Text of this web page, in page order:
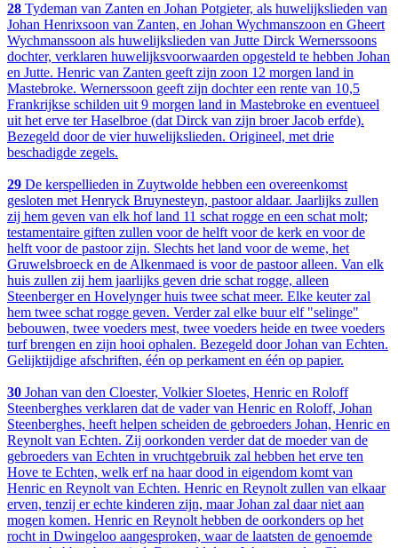
28 Tydeman van Zanten en Johan Potgieter, als huwelijkslieden van
Johan Henrixsoon van Zanten, en Johan Wychmanszoon en Gheert
Wychmanssoon als huwelijkslieden van Jutte Dirck Wernerssoons
dochter, verklaren huwelijksvoorwaarden opgesteld te hebben Johan
en Jutte. Henric van Zanten geeft zijn zoon 12 morgen land in
Mastebroke. Wernerssoon geeft zijn dochter een rente van 10,5
Frankrijkse schilden uit 9 morgen land in Mastebroke en eventueel
uit het erve ter Haselbroe (dat Dirck van zijn broer Jacob erfde).
Bezegeld door de vier huwelijkslieden. Origineel, met drie
beschadigde zegels.
29 De kerspellieden in Zuytwolde hebben een overeenkomst
gesloten met Henryck Bruynesteyn, pastoor aldaar. Jaarlijks zullen
zij hem geven van elk hof land 11 schat rogge en een schat molt;
testamentaire giften zullen voor de helft voor de kerk en voor de
helft voor de pastoor zijn. Slechts het land voor de weme, het
Gruwelsbroeck en de Alkenmaed is voor de pastoor alleen. Van elk
huis zullen zij hem jaarlijks geven drie schat rogge, alleen
Steenberger en Hovelynger huis twee schat meer. Elke keuter zal
hem twee schat rogge geven. Verder zal elke buur elf "selinge"
bebouwen, twee voeders mest, twee voeders heide en twee voeders
turf brengen en zijn hooi ophalen. Bezegeld door Johan van Echten.
Gelijktijdige afschriften, één op perkament en één op papier.
30 Johan van den Cloester, Volkier Sloetes, Henric en Roloff
Steenberghes verklaren dat de vader van Henric en Roloff, Johan
Steenberghes, heeft helpen scheiden de gebroeders Johan, Henric en
Reynolt van Echten. Zij oorkonden verder dat de moeder van de
gebroeders van Echten in vruchtgebruik zal hebben het erve ten
Hove te Echten, welk erf na haar dood in eigendom komt van
Henric en Reynolt van Echten. Henric en Reynolt zullen van elkaar
erven, tenzij er echte kinderen zijn, maar Johan zal daar niet aan
mogen komen. Henric en Reynolt hebben de oorkonders op het
rocht in Dwingeloo aangesproken, waar de laatsten de genoemde